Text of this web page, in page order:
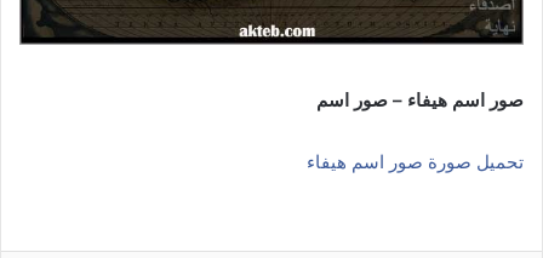
صور اسم هيفاء – صور اسم
تحميل صورة صور اسم هيفاء